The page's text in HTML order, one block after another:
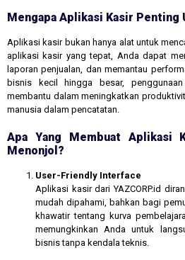
Mengapa Aplikasi Kasir Penting
Aplikasi kasir bukan hanya alat untuk
aplikasi kasir yang tepat, Anda dapat
laporan penjualan, dan memantau
bisnis kecil hingga besar,
membantu dalam meningkatkan
manusia dalam pencatatan.
Apa Yang Membuat Aplikasi
Menonjol?
User-Friendly Interface
Aplikasi kasir dari YAZCORP.id
mudah dipahami, bahkan bagi
khawatir tentang kurva
memungkinkan Anda untuk
bisnis tanpa kendala teknis.